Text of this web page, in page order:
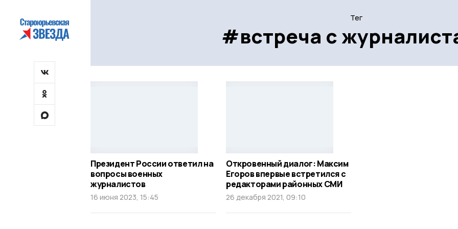
Тег
#встреча с
Президент России ответил на
вопросы военных
журналистов
16 июня 2023, 15:45
Откровенный диалог: Максим
Егоров впервые встретился с
редакторами районных СМИ
26 декабря 2021, 09:10